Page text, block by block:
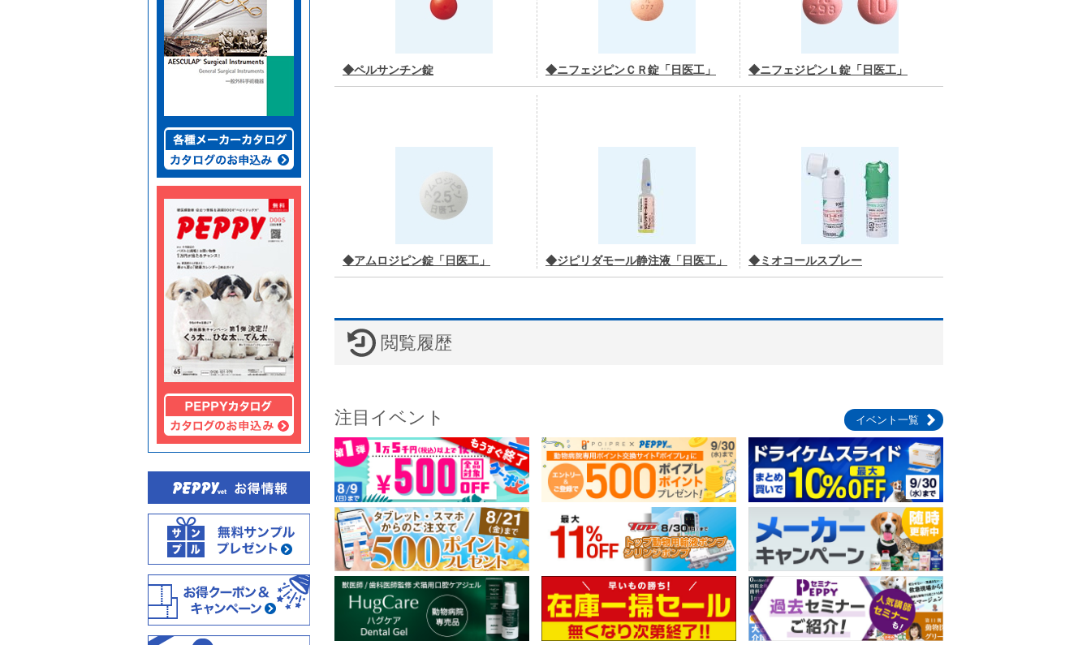
◆ペルサンチン錠 ◆ニフェジピンＣＲ錠「日医工」 ◆ニフェジピンＬ錠「日医工」
◆アムロジピン錠「日医工」 ◆ジピリダモール静注液「日医工」 ◆ミオコールスプレー
閲覧履歴
注目イベント イベント一覧